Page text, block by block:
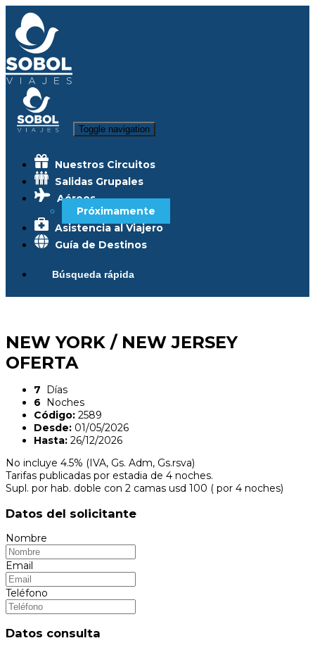
Toggle navigation
Nuestros Circuitos
Salidas Grupales
Aéreos
Próximamente
Asistencia al Viajero
Guía de Destinos
Búsqueda rápida
NEW YORK / NEW JERSEY
OFERTA
7 Días
6 Noches
Código: 2589
Desde: 01/05/2026
Hasta: 26/12/2026
No incluye 4.5% (IVA, Gs. Adm, Gs.rsva)
Tarifas publicadas por estadia de 4 noches.
Supl. por hab. doble con 2 camas usd 100 ( por 4 noches)
Datos del solicitante
Nombre
Email
Teléfono
Datos consulta